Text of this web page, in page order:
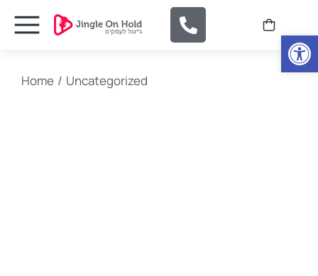
You are here:
Home Uncategorized